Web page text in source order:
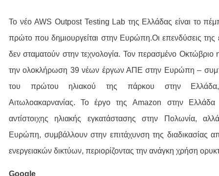
Το νέο AWS Outpost Testing Lab της Ελλάδας είναι το
πρώτο που δημιουργείται στην Ευρώπη.Οι επενδύσεις της
δεν σταματούν στην τεχνολογία. Τον περασμένο
την ολοκλήρωση 39 νέων έργων ΑΠΕ στην Ευρώπη –
του πρώτου ηλιακού της πάρκου στην
Αιτωλοακαρνανίας. Το έργο της Amazon στην Ελλάδα
αντίστοιχης ηλιακής εγκατάστασης στην Πολωνία,
Ευρώπη, συμβάλλουν στην επιτάχυνση της διαδικασίας
ενεργειακών δικτύων, περιορίζοντας την ανάγκη χρήση
Google